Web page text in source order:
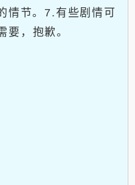
情节。7.有些剧情可
要，抱歉。